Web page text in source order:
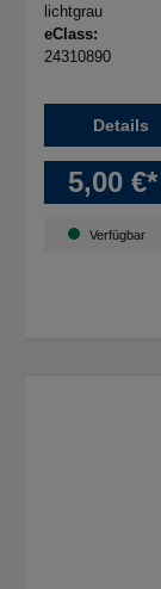
lichtgrau
eClass:
24310890
Details
5,00 €*
Verfügbar